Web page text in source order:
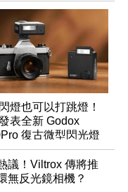
燈也可以打跳燈！
表全新 Godox
復古微型閃光燈
議！Viltrox 傳將推
無反光鏡相機？